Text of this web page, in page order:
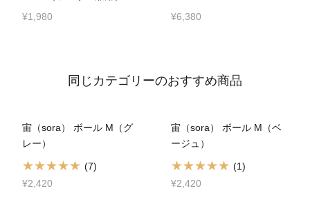
¥1,980
¥6,380
同じカテゴリーのおすすめ商品
宙（sora） ボール M（グ
レー）
(7)
¥2,420
宙（sora） ボール M（ベ
ージュ）
(1)
¥2,420